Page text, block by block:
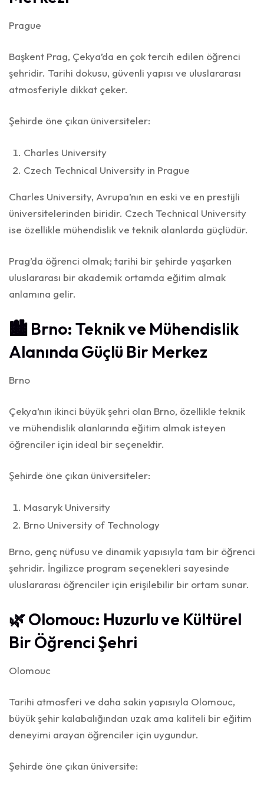
Prague
Başkent Prag, Çekya’da en çok tercih edilen öğrenci
şehridir. Tarihi dokusu, güvenli yapısı ve uluslararası
atmosferiyle dikkat çeker.
Şehirde öne çıkan üniversiteler:
Charles University
Czech Technical University in Prague
Charles University, Avrupa’nın en eski ve en prestijli
üniversitelerinden biridir. Czech Technical University
ise özellikle mühendislik ve teknik alanlarda güçlüdür.
Prag’da öğrenci olmak; tarihi bir şehirde yaşarken
uluslararası bir akademik ortamda eğitim almak
anlamına gelir.
🏙️ Brno: Teknik ve Mühendislik
Alanında Güçlü Bir Merkez
Brno
Çekya’nın ikinci büyük şehri olan Brno, özellikle teknik
ve mühendislik alanlarında eğitim almak isteyen
öğrenciler için ideal bir seçenektir.
Şehirde öne çıkan üniversiteler:
Masaryk University
Brno University of Technology
Brno, genç nüfusu ve dinamik yapısıyla tam bir öğrenci
şehridir. İngilizce program seçenekleri sayesinde
uluslararası öğrenciler için erişilebilir bir ortam sunar.
🌿 Olomouc: Huzurlu ve Kültürel
Bir Öğrenci Şehri
Olomouc
Tarihi atmosferi ve daha sakin yapısıyla Olomouc,
büyük şehir kalabalığından uzak ama kaliteli bir eğitim
deneyimi arayan öğrenciler için uygundur.
Şehirde öne çıkan üniversite: